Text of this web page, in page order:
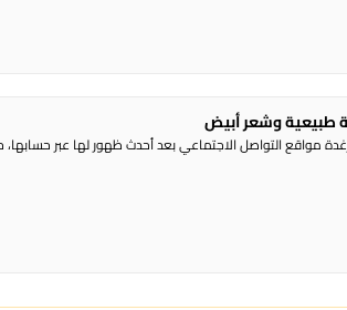
طبيعية وشعر أبيض
مواقع التواصل الاجتماعي بعد أحدث ظهور لها عبر